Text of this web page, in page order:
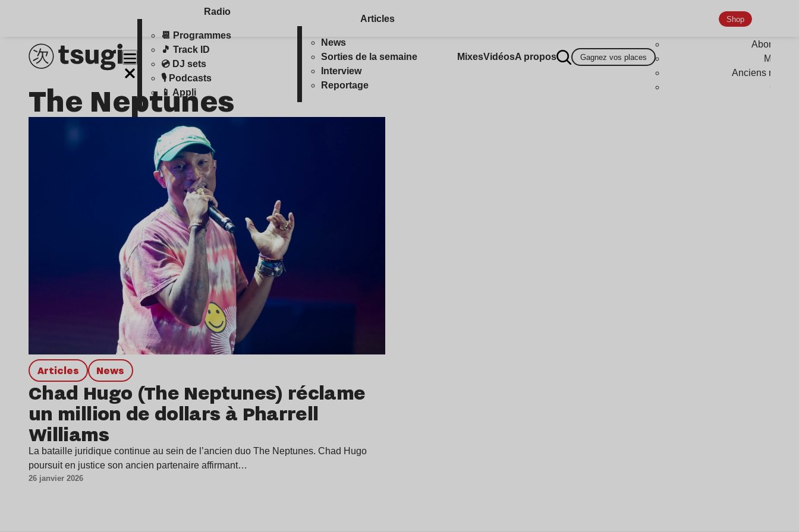
Radio
📆 Programmes
🎵 Track ID
💿 DJ sets
🎙️ Podcasts
📱 Appli
Articles
News
Sorties de la semaine
Interview
Reportage
MixesVidéosA propos Gagnez vos places
Shop
Anciens
The Neptunes
Articles news
Chad Hugo (The Neptunes) réclame
un million de dollars à Pharrell
Williams
La bataille juridique continue au sein de l’ancien duo The Neptunes. Chad Hugo
poursuit en justice son ancien partenaire affirmant…
26 janvier 2026